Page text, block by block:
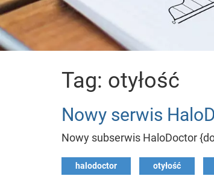
Tag: otyłość
Nowy serwis
Nowy subserwis HaloDoctor
halodoctor otyłość